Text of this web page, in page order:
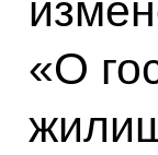
«О